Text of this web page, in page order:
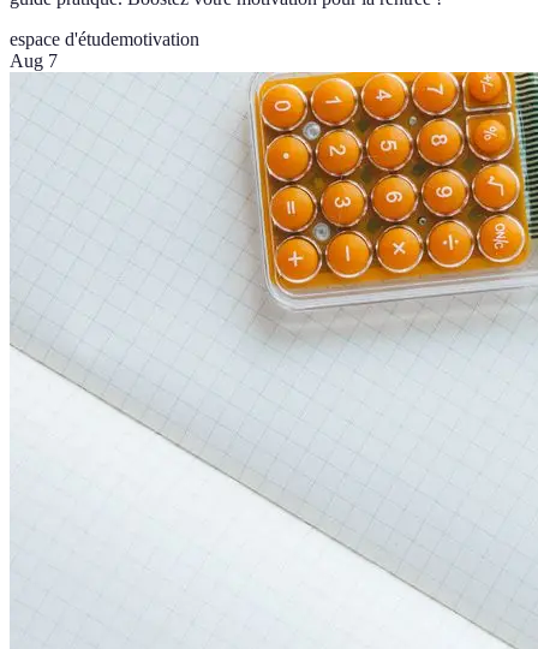
espace d'étudemotivation
Aug 7